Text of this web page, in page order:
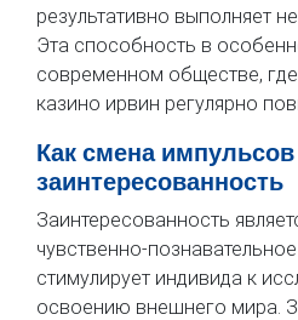
результативно выполняет
Эта способность в
современном обществе,
казино ирвин регулярно
Как смена
заинтересованность
Заинтересованность
чувственно-
стимулирует индивида к
освоению внешнего мира.